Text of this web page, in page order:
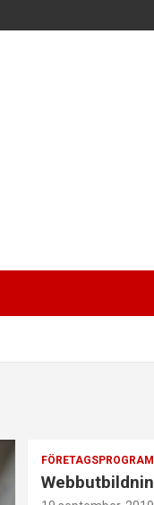
FÖRETAGSPROGRAM